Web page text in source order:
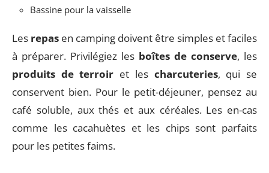
Bassine pour la vaisselle
Les repas en camping doivent être simples et faciles
à préparer. Privilégiez les boîtes de conserve, les
produits de terroir et les charcuteries, qui se
conservent bien. Pour le petit-déjeuner, pensez au
café soluble, aux thés et aux céréales. Les en-cas
comme les cacahuètes et les chips sont parfaits
pour les petites faims.